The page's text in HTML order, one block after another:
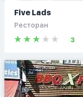
Five Lads
Ресторан
3